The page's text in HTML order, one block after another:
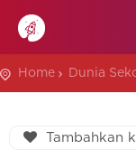
Home Dunia
Tambahkan